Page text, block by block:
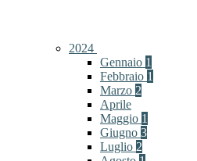
2024
Gennaio 1
Febbraio 1
Marzo 2
Aprile
Maggio 1
Giugno 3
Luglio 2